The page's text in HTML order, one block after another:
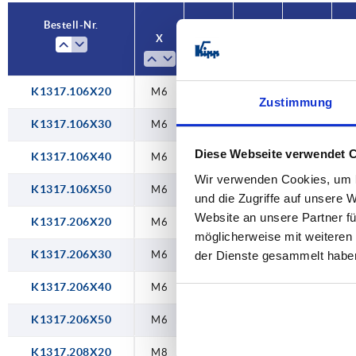
Zustimmung
Diese Webseite verwendet
Wir verwenden Cookies,
und die Zugriffe auf unsere
Website an unsere Partner
möglicherweise mit
der Dienste gesammelt
35
40
50
Bestell-Nr.
X
L
K1317.106X20 M6
K1317.106X30 M6 30 1 14,2
K1317.106X40 M6 40 1 14,2
K1317.106X50 M6
K1317.206X20 M6 20 2 14,2
K1317.206X30 M6 30 2 14,2
K1317.206X40 M6 40 2 14,2
K1317.206X50 M6
K1317.208X20 M8